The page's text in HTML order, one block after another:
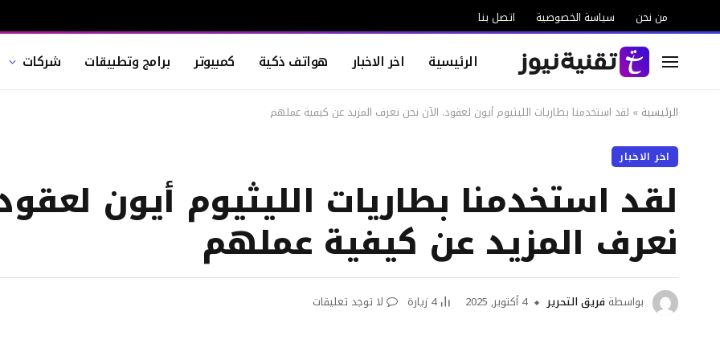
من نحن سياسة الخصوصية اتصل بنا
الرئيسية اخر الاخبار هواتف ذكية كمبيوتر برامج وتطبيقات شركات
الرئيسية » لقد استخدمنا بطاريات الليثيوم أيون لعقود. الآن نحن نعرف المزيد عن كيفية عملهم
اخر الاخبار
لقد استخدمنا بطاريات الليثيوم أيون
نعرف المزيد عن كيفية عملهم
بواسطة فريق التحرير 4 أكتوبر, 2025 4 زيارة لا توجد تعليقات